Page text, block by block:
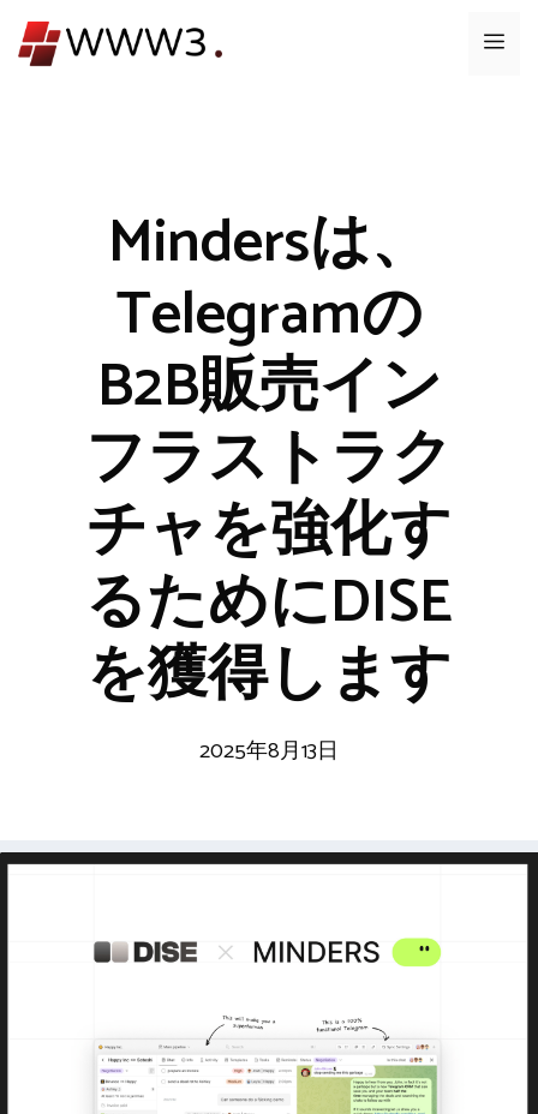
ン
メ
Mindersは、
Telegramの
B2B販売イン
フラストラク
チャを強化す
るためにDISE
を獲得します
2025年8月13日